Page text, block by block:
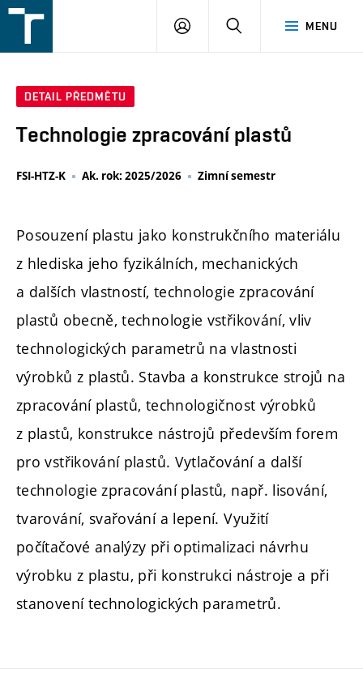
v
MENU
PŘIHLÁŠENÍ
DETAIL PŘEDMĚTU
Technologie zpracování plastů
FSI-HTZ-K Ak. rok: 2025/2026 Zimní semestr
Posouzení plastu jako konstrukčního materiálu
z hlediska jeho fyzikálních, mechanických
a dalších vlastností, technologie zpracování
plastů obecně, technologie vstřikování, vliv
technologických parametrů na vlastnosti
výrobků z plastů. Stavba a konstrukce strojů na
zpracování plastů, technologičnost výrobků
z plastů, konstrukce nástrojů především forem
pro vstřikování plastů. Vytlačování a další
technologie zpracování plastů, např. lisování,
tvarování, svařování a lepení. Využití
počítačové analýzy při optimalizaci návrhu
výrobku z plastu, při konstrukci nástroje a při
stanovení technologických parametrů.